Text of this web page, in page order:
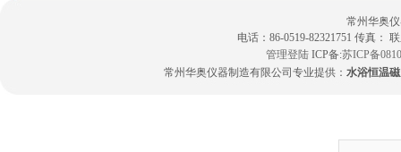
常州华奥
电话：86-0519-82321751 传真：
管理登陆 ICP备:苏ICP备
常州华奥仪器制造有限公司专业提供： 水浴恒温